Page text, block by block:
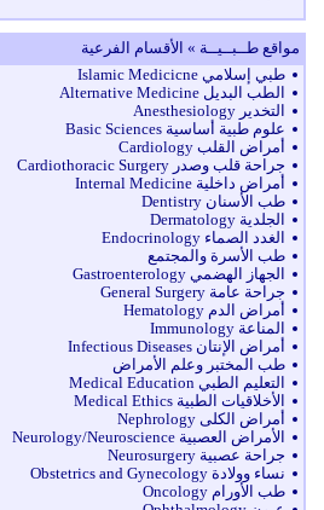
مواقع طــبــيــة » الأقسام الفرعية
طبي إسلامي Islamic Medicicne
الطب البديل Alternative Medicine
التخدير Anesthesiology
علوم طبية أساسية Basic Sciences
أمراض القلب Cardiology
جراحة قلب وصدر Cardiothoracic Surgery
أمراض داخلية Internal Medicine
طب الأسنان Dentistry
الجلدية Dermatology
الغدد الصماء Endocrinology
طب الأسرة والمجتمع
الجهاز الهضمي Gastroenterology
جراحة عامة General Surgery
أمراض الدم Hematology
المناعة Immunology
أمراض الإنتان Infectious Diseases
طب المختبر وعلم الأمراض
التعليم الطبي Medical Education
الأخلاقيات الطبية Medical Ethics
أمراض الكلى Nephrology
الأمراض العصبية Neurology/Neuroscience
جراحة عصبية Neurosurgery
نساء وولادة Obstetrics and Gynecology
طب الأورام Oncology